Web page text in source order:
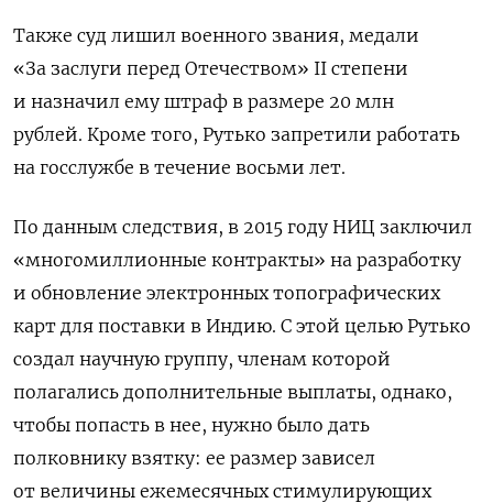
Также суд лишил военного звания, медали
«За заслуги перед Отечеством» II степени
и назначил ему штраф в размере 20 млн
рублей. Кроме того, Рутько запретили работать
на госслужбе в течение восьми лет.
По данным следствия, в 2015 году НИЦ заключил
«многомиллионные контракты» на разработку
и обновление электронных топографических
карт для поставки в Индию. С этой целью Рутько
создал научную группу, членам которой
полагались дополнительные выплаты, однако,
чтобы попасть в нее, нужно было дать
полковнику взятку: ее размер зависел
от величины ежемесячных стимулирующих